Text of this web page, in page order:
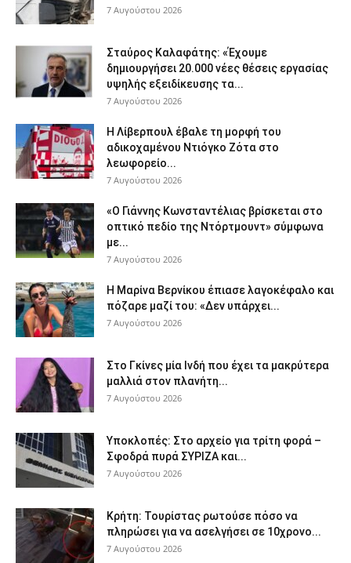
7 Αυγούστου 2026
Σταύρος Καλαφάτης: «Έχουμε
δημιουργήσει 20.000 νέες θέσεις εργασίας
υψηλής εξειδίκευσης τα...
7 Αυγούστου 2026
Η Λίβερπουλ έβαλε τη μορφή του
αδικοχαμένου Ντιόγκο Ζότα στο
λεωφορείο...
7 Αυγούστου 2026
«Ο Γιάννης Κωνσταντέλιας βρίσκεται στο
οπτικό πεδίο της Ντόρτμουντ» σύμφωνα
με...
7 Αυγούστου 2026
Η Μαρίνα Βερνίκου έπιασε λαγοκέφαλο και
πόζαρε μαζί του: «Δεν υπάρχει...
7 Αυγούστου 2026
Στο Γκίνες μία Ινδή που έχει τα μακρύτερα
μαλλιά στον πλανήτη...
7 Αυγούστου 2026
Υποκλοπές: Στο αρχείο για τρίτη φορά –
Σφοδρά πυρά ΣΥΡΙΖΑ και...
7 Αυγούστου 2026
Κρήτη: Τουρίστας ρωτούσε πόσο να
πληρώσει για να ασελγήσει σε 10χρονο...
7 Αυγούστου 2026